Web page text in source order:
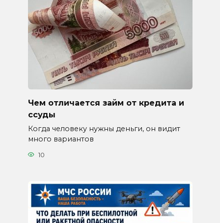
Чем отличается займ от кредита и
ссуды
Когда человеку нужны деньги, он видит
много вариантов
10